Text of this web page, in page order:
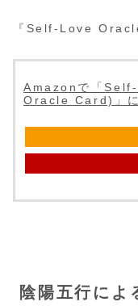
『Self-Love
Amazonで「
Oracle Card)」に
陰陽五行によ